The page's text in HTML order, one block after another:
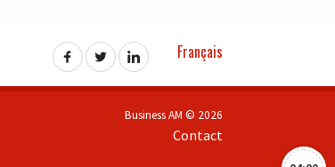
Français
Business AM © 2026
Contact